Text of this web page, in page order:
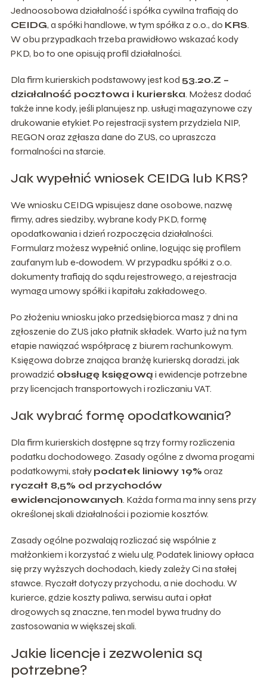
Jednoosobowa działalność i spółka cywilna trafiają do
CEIDG, a spółki handlowe, w tym spółka z o.o., do KRS.
W obu przypadkach trzeba prawidłowo wskazać kody
PKD, bo to one opisują profil działalności.
Dla firm kurierskich podstawowy jest kod 53.20.Z –
działalność pocztowa i kurierska. Możesz dodać
także inne kody, jeśli planujesz np. usługi magazynowe czy
drukowanie etykiet. Po rejestracji system przydziela NIP,
REGON oraz zgłasza dane do ZUS, co upraszcza
formalności na starcie.
Jak wypełnić wniosek CEIDG lub KRS?
We wniosku CEIDG wpisujesz dane osobowe, nazwę
firmy, adres siedziby, wybrane kody PKD, formę
opodatkowania i dzień rozpoczęcia działalności.
Formularz możesz wypełnić online, logując się profilem
zaufanym lub e‑dowodem. W przypadku spółki z o.o.
dokumenty trafiają do sądu rejestrowego, a rejestracja
wymaga umowy spółki i kapitału zakładowego.
Po złożeniu wniosku jako przedsiębiorca masz 7 dni na
zgłoszenie do ZUS jako płatnik składek. Warto już na tym
etapie nawiązać współpracę z biurem rachunkowym.
Księgowa dobrze znająca branżę kurierską doradzi, jak
prowadzić obsługę księgową i ewidencje potrzebne
przy licencjach transportowych i rozliczaniu VAT.
Jak wybrać formę opodatkowania?
Dla firm kurierskich dostępne są trzy formy rozliczenia
podatku dochodowego. Zasady ogólne z dwoma progami
podatkowymi, stały podatek liniowy 19% oraz
ryczałt 8,5% od przychodów
ewidencjonowanych. Każda forma ma inny sens przy
określonej skali działalności i poziomie kosztów.
Zasady ogólne pozwalają rozliczać się wspólnie z
małżonkiem i korzystać z wielu ulg. Podatek liniowy opłaca
się przy wyższych dochodach, kiedy zależy Ci na stałej
stawce. Ryczałt dotyczy przychodu, a nie dochodu. W
kurierce, gdzie koszty paliwa, serwisu auta i opłat
drogowych są znaczne, ten model bywa trudny do
zastosowania w większej skali.
Jakie licencje i zezwolenia są
potrzebne?